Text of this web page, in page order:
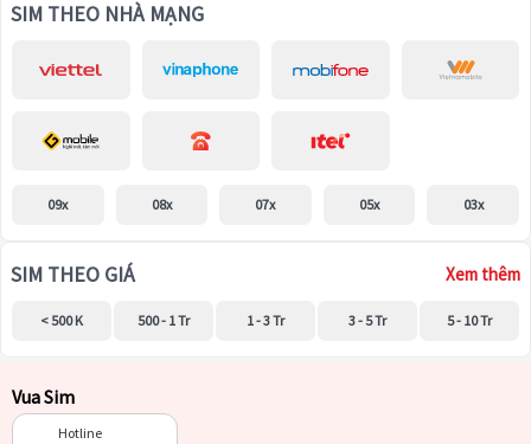
SIM THEO NHÀ MẠNG
09x 08x 07x 05x 03x
SIM THEO GIÁ Xem thêm
< 500 K 500 - 1 Tr 1 - 3 Tr 3 - 5 Tr 5 - 10 Tr
Vua Sim
Hotline